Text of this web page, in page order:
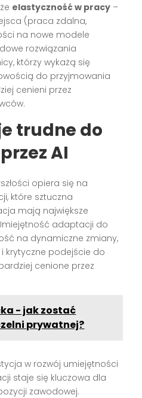
elastyczność w pracy –
(praca zdalna,
na nowe modele
rozwiązania
którzy wykażą się
do przyjmowania
cenieni przez
trudne do
AI
opiera się na
które sztuczna
mają największe
adaptacji do
na dynamiczne zmiany,
krytyczne podejście do
cenione przez
- jak zostać
prywatnej?
w rozwój umiejętności
staje się kluczowa dla
zawodowej.